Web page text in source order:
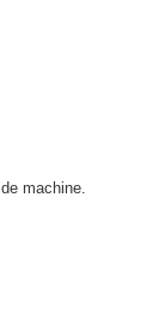
machine.